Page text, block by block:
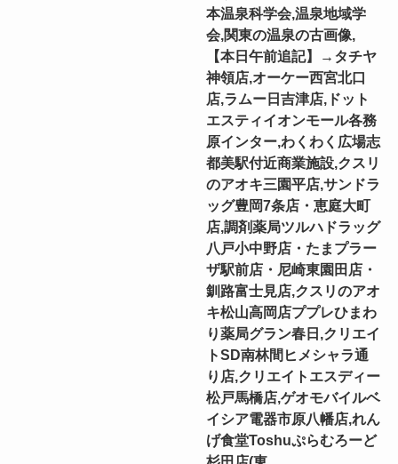
本温泉科学会,温泉地域学
会,関東の温泉の古画像,
【本日午前追記】→タチヤ
神領店,オーケー西宮北口
店,ラムー日吉津店,ドット
エスティイオンモール各務
原インター,わくわく広場志
都美駅付近商業施設,クスリ
のアオキ三園平店,サンドラ
ッグ豊岡7条店・恵庭大町
店,調剤薬局ツルハドラッグ
八戸小中野店・たまプラー
ザ駅前店・尼崎東園田店・
釧路富士見店,クスリのアオ
キ松山高岡店ププレひまわ
り薬局グラン春日,クリエイ
トSD南林間ヒメシャラ通
り店,クリエイトエスディー
松戸馬橋店,ゲオモバイルベ
イシア電器市原八幡店,れん
げ食堂Toshuぷらむろーど